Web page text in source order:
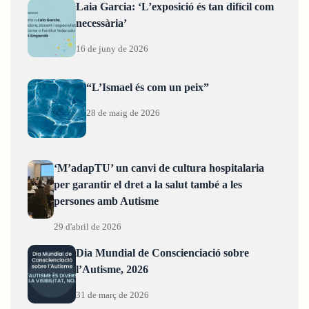
Laia Garcia: ‘L’exposició és tan difícil com
necessària’
16 de juny de 2026
“L’Ismael és com un peix”
28 de maig de 2026
‘M’adapTU’ un canvi de cultura hospitalaria
per garantir el dret a la salut també a les
persones amb Autisme
29 d'abril de 2026
Dia Mundial de Conscienciació sobre
l’Autisme, 2026
31 de març de 2026